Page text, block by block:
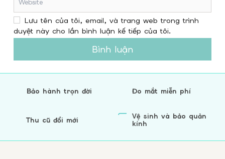
Lưu tên của tôi, email, và trang web trong trình
duyệt này cho lần bình luận kế tiếp của tôi.
Bình luận
Bảo hành trọn đời Đo mắt miễn phí
Thu cũ đổi mới
Vệ sinh và bảo quản
kính